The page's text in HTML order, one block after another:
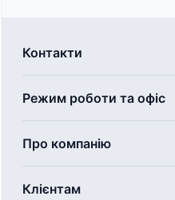
Контакти
Режим роботи та офіс
Про компанію
Клієнтам